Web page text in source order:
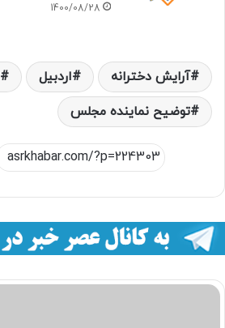
1400/08/28
آرایش دخترانه اردبیل
توضیح نماینده مجلس